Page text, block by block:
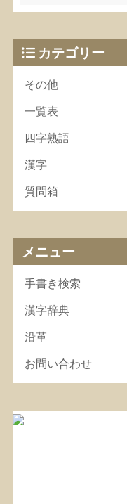
カテゴリー
その他
一覧表
四字熟語
漢字
質問箱
メニュー
手書き検索
漢字辞典
沿革
お問い合わせ